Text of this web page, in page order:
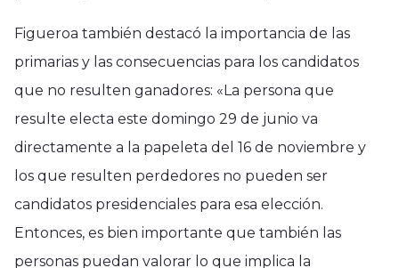
Figueroa también destacó la importancia de las
primarias y las consecuencias para los candidatos
que no resulten ganadores: «La persona que
resulte electa este domingo 29 de junio va
directamente a la papeleta del 16 de noviembre y
los que resulten perdedores no pueden ser
candidatos presidenciales para esa elección.
Entonces, es bien importante que también las
personas puedan valorar lo que implica la
Nacional
Región del Maule